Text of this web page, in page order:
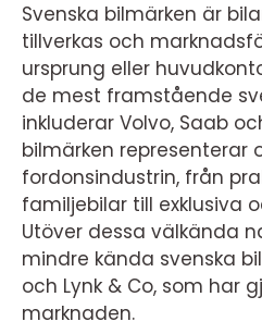
Svenska bilmärken är
tillverkas och
ursprung eller
de mest framstående
inkluderar Volvo, Saab
bilmärken representerar
fordonsindustrin, från
familjebilar till exklusiva
Utöver dessa välkända
mindre kända svenska
och Lynk & Co, som har
marknaden.